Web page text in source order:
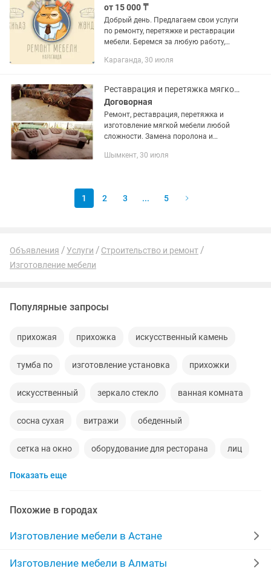
от 15 000 ₸
Добрый день. Предлагаем свои услуги
по ремонту, перетяжке и реставрации
мебели. Беремся за любую работу,
оборудованием. Цена зависит от
Караганда, 30 июля
Реставрация и перетяжка мягкой мебели любой сложности
Договорная
Ремонт, реставрация, перетяжка и
изготовление мягкой мебели любой
сложности. Замена поролона и
Огромный выбор ткани и фурнитуры.
Шымкент, 30 июля
1 2 3 ... 5
Объявления Услуги
Строительство и ремонт
Изготовление мебели
Популярные запросы
прихожая прихожка искусственный камень
тумба по изготовление установка прихожки
искусственный зеркало стекло ванная комната
сосна сухая витражи обеденный
сетка на окно оборудование для ресторана лиц
забор ворота
алматинская область работа окно балкон
навесы решетки замки замена
Показать еще
Похожие в городах
Изготовление мебели в Астане
Изготовление мебели в Алматы